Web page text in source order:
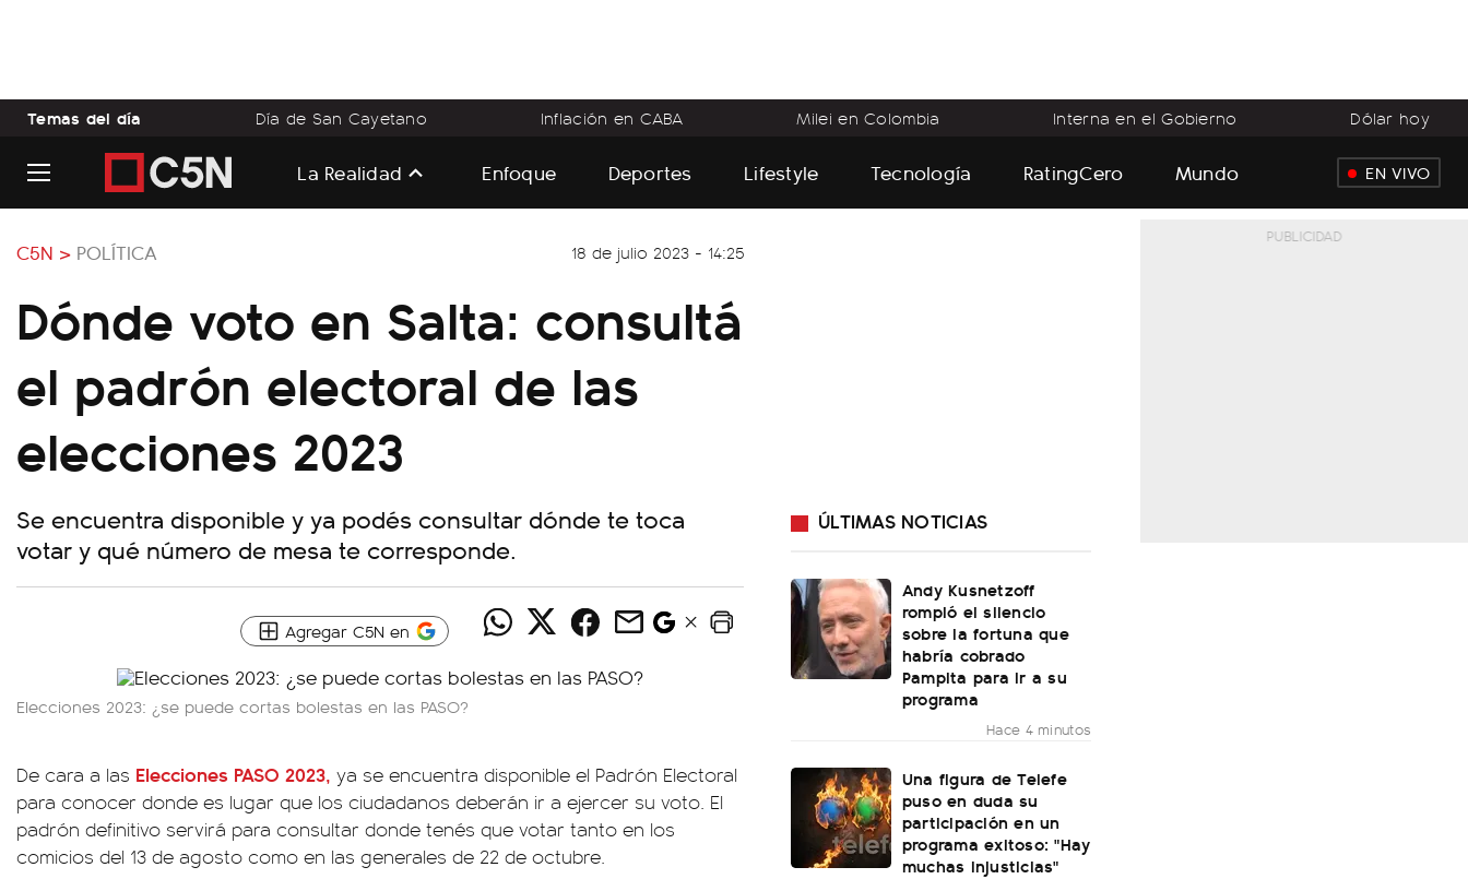
Temas del día Día de San Cayetano Inflación en CABA Milei en Colombia Interna en el Gobierno Dólar hoy
La Realidad Enfoque Deportes Lifestyle Tecnología RatingCero Mundo EN VIVO
C5N > POLÍTICA 18 de julio 2023 - 14:25
Dónde voto en Salta: consultá
el padrón electoral de las
elecciones 2023
Se encuentra disponible y ya podés consultar dónde te toca
votar y qué número de mesa te corresponde.
Agregar C5N en
Elecciones 2023: ¿se puede cortas bolestas en las PASO?
De cara a las Elecciones PASO 2023, ya se encuentra disponible el Padrón Electoral
para conocer donde es lugar que los ciudadanos deberán ir a ejercer su voto. El
padrón definitivo servirá para consultar donde tenés que votar tanto en los
comicios del 13 de agosto como en las generales de 22 de octubre.
ÚLTIMAS NOTICIAS
Andy Kusnetzoff
rompió el silencio
sobre la fortuna que
habría cobrado
Pampita para ir a su
programa
Hace 4 minutos
Una figura de Telefe
puso en duda su
participación en un
programa exitoso: "Hay
muchas injusticias"